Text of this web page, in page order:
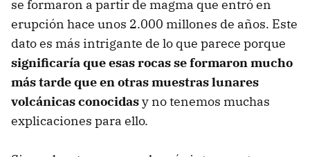
se formaron a partir de magma que entró en
erupción hace unos 2.000 millones de años. Este
dato es más intrigante de lo que parece porque
significaría que esas rocas se formaron mucho
más tarde que en otras muestras lunares
volcánicas conocidasy no tenemos muchas
explicaciones para ello.